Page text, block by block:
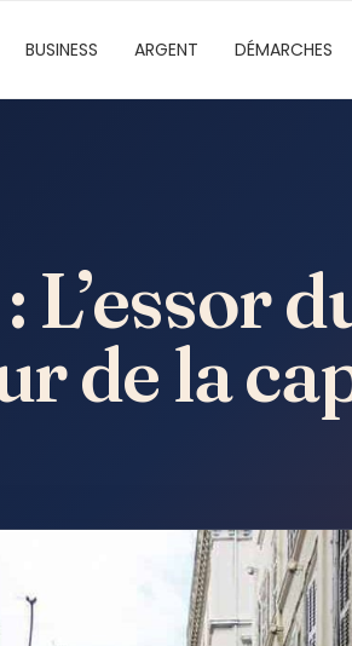
BUSINESS ARGENT DÉMARCHES
de la